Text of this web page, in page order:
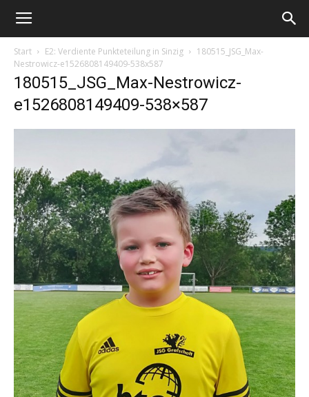
Start E2: Verdiente Punkteteilung in Sinzig
180515_JSG_Max-
Nestrowicz-e1526808149409-538x587
180515_JSG_Max-Nestrowicz-
e1526808149409-538×587